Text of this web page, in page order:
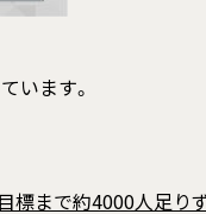
います。
標まで約4000人足り